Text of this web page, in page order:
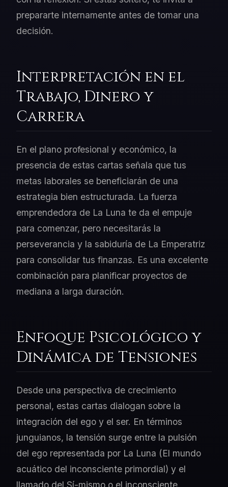
prepararte internamente antes de tomar una
decisión.
Interpretación en el
Trabajo, Dinero y
Carrera
En el plano profesional y económico, la
presencia de estas cartas señala que tus
metas laborales se beneficiarán de una
estrategia bien estructurada. La fuerza
emprendedora de La Luna te da el empuje
para comenzar, pero necesitarás la
perseverancia y la sabiduría de La Emperatriz
para consolidar tus finanzas. Es una excelente
combinación para planificar proyectos de
mediana a larga duración.
Enfoque Psicológico y
Dinámica de Tensiones
Desde una perspectiva de crecimiento
personal, estas cartas dialogan sobre la
integración del ego y el ser. En términos
junguianos, la tensión surge entre la pulsión
del ego representada por La Luna (El mundo
acuático del inconsciente primordial) y el